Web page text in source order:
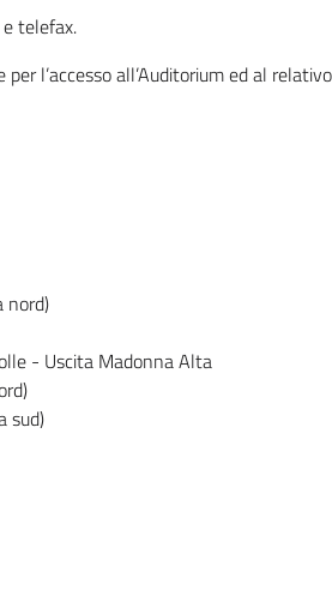
telefax.
l’accesso all’Auditorium ed al
nord)
- Uscita Madonna Alta
sud)